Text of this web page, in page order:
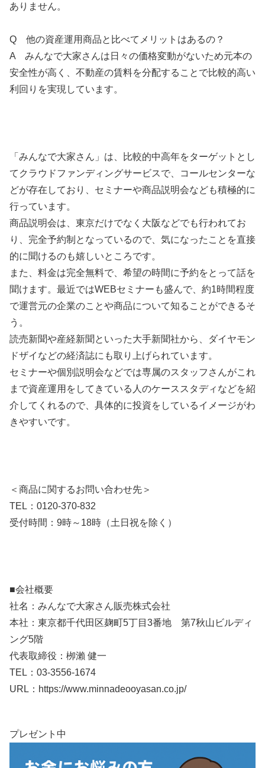
ありません。
Q 他の資産運用商品と比べてメリットはあるの？
A みんなで大家さんは日々の価格変動がないため元本の
安全性が高く、不動産の賃料を分配することで比較的高い
利回りを実現しています。
「みんなで大家さん」は、比較的中高年をターゲットとし
てクラウドファンディングサービスで、コールセンターな
どが存在しており、セミナーや商品説明会なども積極的に
行っています。
商品説明会は、東京だけでなく大阪などでも行われてお
り、完全予約制となっているので、気になったことを直接
的に聞けるのも嬉しいところです。
また、料金は完全無料で、希望の時間に予約をとって話を
聞けます。最近ではWEBセミナーも盛んで、約1時間程度
で運営元の企業のことや商品について知ることができるそ
う。
読売新聞や産経新聞といった大手新聞社から、ダイヤモン
ドザイなどの経済誌にも取り上げられています。
セミナーや個別説明会などでは専属のスタッフさんがこれ
まで資産運用をしてきている人のケーススタディなどを紹
介してくれるので、具体的に投資をしているイメージがわ
きやすいです。
＜商品に関するお問い合わせ先＞
TEL：0120-370-832
受付時間：9時～18時（土日祝を除く）
■会社概要
社名：みんなで大家さん販売株式会社
本社：東京都千代田区麹町5丁目3番地 第7秋山ビルディ
ング5階
代表取締役：栁瀨 健一
TEL：03-3556-1674
URL：https://www.minnadeooyasan.co.jp/
プレゼント中